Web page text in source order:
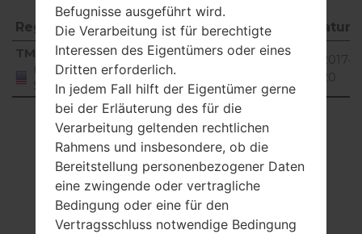
Region Dateiname OS Größe
Datum
Region
Dateiname OS Größe
TMO
United
States
V10U_00.kdz
Android 2.3.x
299.16
2017-
20
Showing 1 to 1 of 1 entries
Previous 1 Next
Befugnisse ausgeführt wird.
Die Verarbeitung ist für berechtigte
Interessen des Eigentümers oder eines
Dritten erforderlich.
In jedem Fall hilft der Eigentümer gerne
bei der Erläuterung des für die
Verarbeitung geltenden rechtlichen
Rahmens und insbesondere, ob die
Bereitstellung personenbezogener Daten
eine zwingende oder vertragliche
Bedingung oder eine für den
Vertragsschluss notwendige Bedingung